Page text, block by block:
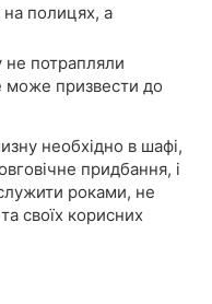
полицях, а
не потрапляли
може призвести до
необхідно в шафі,
придбання, і
роками, не
своїх корисних